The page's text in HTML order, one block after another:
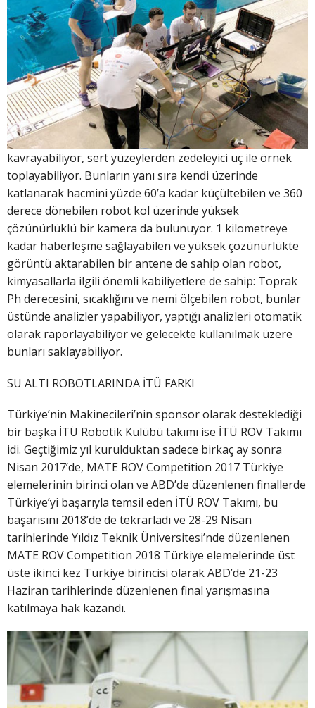
kavrayabiliyor, sert yüzeylerden zedeleyici uç ile örnek
toplayabiliyor. Bunların yanı sıra kendi üzerinde
katlanarak hacmini yüzde 60’a kadar küçültebilen ve 360
derece dönebilen robot kol üzerinde yüksek
çözünürlüklü bir kamera da bulunuyor. 1 kilometreye
kadar haberleşme sağlayabilen ve yüksek çözünürlükte
görüntü aktarabilen bir antene de sahip olan robot,
kimyasallarla ilgili önemli kabiliyetlere de sahip: Toprak
Ph derecesini, sıcaklığını ve nemi ölçebilen robot, bunlar
üstünde analizler yapabiliyor, yaptığı analizleri otomatik
olarak raporlayabiliyor ve gelecekte kullanılmak üzere
bunları saklayabiliyor.
SU ALTI ROBOTLARINDA İTÜ FARKI
Türkiye’nin Makinecileri’nin sponsor olarak desteklediği
bir başka İTÜ Robotik Kulübü takımı ise İTÜ ROV Takımı
idi. Geçtiğimiz yıl kurulduktan sadece birkaç ay sonra
Nisan 2017’de, MATE ROV Competition 2017 Türkiye
elemelerinin birinci olan ve ABD’de düzenlenen finallerde
Türkiye’yi başarıyla temsil eden İTÜ ROV Takımı, bu
başarısını 2018’de de tekrarladı ve 28-29 Nisan
tarihlerinde Yıldız Teknik Üniversitesi’nde düzenlenen
MATE ROV Competition 2018 Türkiye elemelerinde üst
üste ikinci kez Türkiye birincisi olarak ABD’de 21-23
Haziran tarihlerinde düzenlenen final yarışmasına
katılmaya hak kazandı.